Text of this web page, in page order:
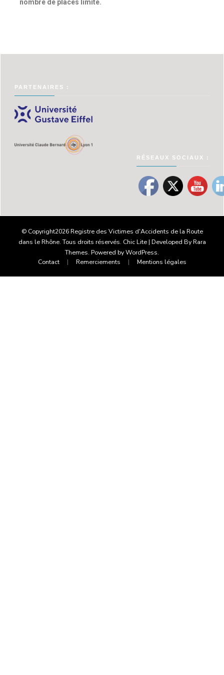
nombre de places limité.
PARTENAIRES :
RÉSEAUX SOCIAUX :
© Copyright2026Registre des Victimes d'Accidents de la Route
dans le Rhône. Tous droits réservés. Chic Lite | Developed ByRara
Themes. Powered byWordPress.
Contact
Remerciements Mentions légales